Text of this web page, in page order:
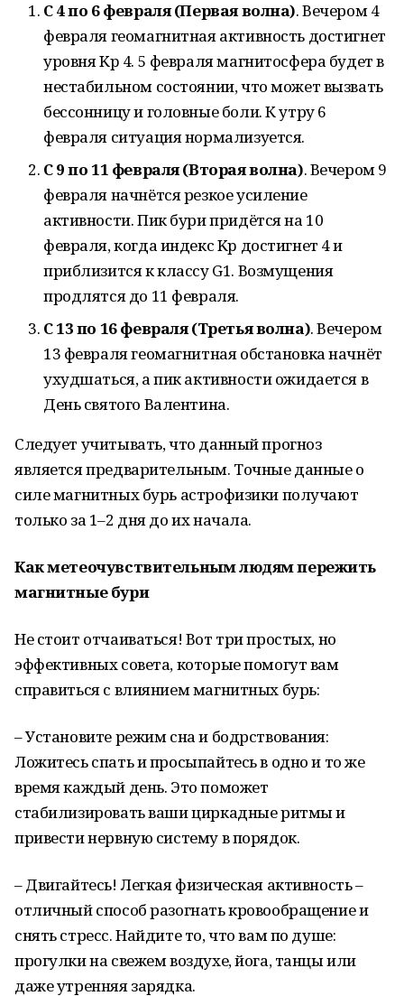
С 4 по 6 февраля (Первая волна). Вечером 4
февраля геомагнитная активность достигнет
уровня Kp 4. 5 февраля магнитосфера будет в
нестабильном состоянии, что может вызвать
бессонницу и головные боли. К утру 6
февраля ситуация нормализуется.
С 9 по 11 февраля (Вторая волна). Вечером 9
февраля начнётся резкое усиление
активности. Пик бури придётся на 10
февраля, когда индекс Kp достигнет 4 и
приблизится к классу G1. Возмущения
продлятся до 11 февраля.
С 13 по 16 февраля (Третья волна). Вечером
13 февраля геомагнитная обстановка начнёт
ухудшаться, а пик активности ожидается в
День святого Валентина.
Следует учитывать, что данный прогноз
является предварительным. Точные данные о
силе магнитных бурь астрофизики получают
только за 1–2 дня до их начала.
Как метеочувствительным людям пережить
магнитные бури
Не стоит отчаиваться! Вот три простых, но
эффективных совета, которые помогут вам
справиться с влиянием магнитных бурь:
– Установите режим сна и бодрствования:
Ложитесь спать и просыпайтесь в одно и то же
время каждый день. Это поможет
стабилизировать ваши циркадные ритмы и
привести нервную систему в порядок.
– Двигайтесь! Легкая физическая активность –
отличный способ разогнать кровообращение и
снять стресс. Найдите то, что вам по душе:
прогулки на свежем воздухе, йога, танцы или
даже утренняя зарядка.